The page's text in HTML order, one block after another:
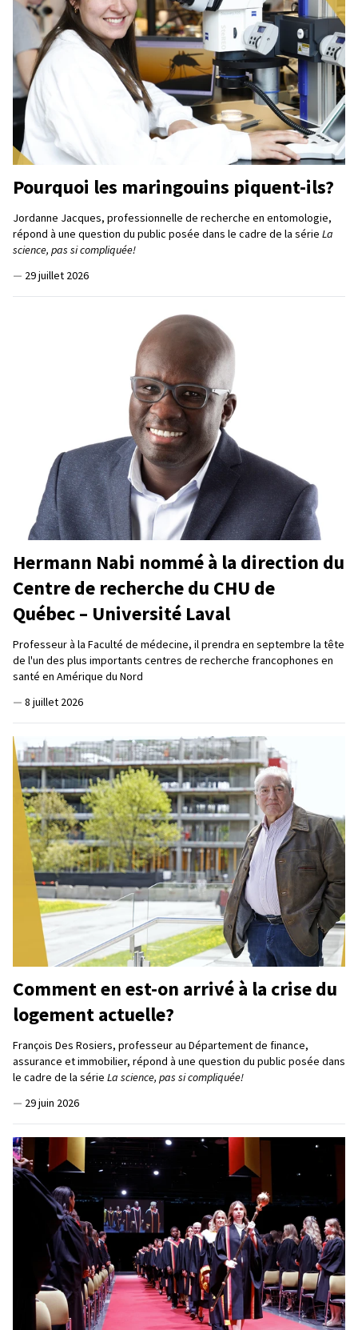
Pourquoi les maringouins piquent-ils?
Jordanne Jacques, professionnelle de recherche en entomologie,
répond à une question du public posée dans le cadre de la série La
science, pas si compliquée!
— 29 juillet 2026
Hermann Nabi nommé à la direction du
Centre de recherche du CHU de
Québec – Université Laval
Professeur à la Faculté de médecine, il prendra en septembre la tête
de l'un des plus importants centres de recherche francophones en
santé en Amérique du Nord
— 8 juillet 2026
Comment en est-on arrivé à la crise du
logement actuelle?
François Des Rosiers, professeur au Département de finance,
assurance et immobilier, répond à une question du public posée dans
le cadre de la série La science, pas si compliquée!
— 29 juin 2026